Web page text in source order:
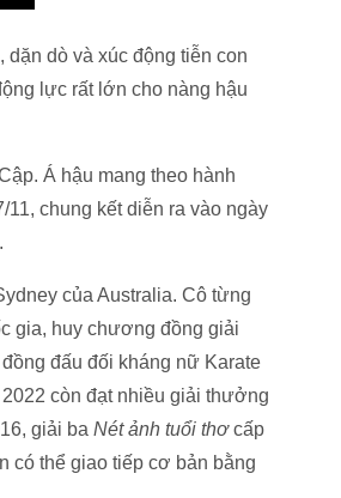
dò và xúc động tiễn con
lực rất lớn cho nàng hậu
Á hậu mang theo hành
11, chung kết diễn ra vào ngày
của Australia. Cô từng
gia, huy chương đồng giải
đấu đối kháng nữ Karate
còn đạt nhiều giải thưởng
giải ba Nét ảnh tuổi thơcấp
có thể giao tiếp cơ bản bằng